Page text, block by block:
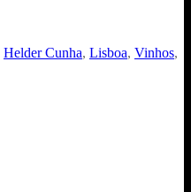
Helder Cunha, Lisboa, Vinhos,